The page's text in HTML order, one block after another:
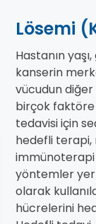
Lösemi
Hastanın
kanserin
vücudun diğer
birçok faktöre
tedavisi için
hedefli terapi,
yöntemler yer
olarak
hücrelerini